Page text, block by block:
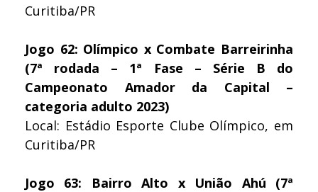
Curitiba/PR
Jogo 62: Olímpico x Combate Barreirinha
(7ª rodada – 1ª Fase – Série B do
Campeonato Amador da Capital –
categoria adulto 2023)
Local: Estádio Esporte Clube Olímpico, em
Curitiba/PR
Jogo 63: Bairro Alto x União Ahú (7ª